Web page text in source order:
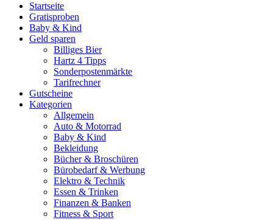
Startseite
Gratisproben
Baby & Kind
Geld sparen
Billiges Bier
Hartz 4 Tipps
Sonderpostenmärkte
Tarifrechner
Gutscheine
Kategorien
Allgemein
Auto & Motorrad
Baby & Kind
Bekleidung
Bücher & Broschüren
Bürobedarf & Werbung
Elektro & Technik
Essen & Trinken
Finanzen & Banken
Fitness & Sport